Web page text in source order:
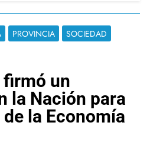
PROVINCIA
SOCIEDAD
firmó un
la Nación para
la Economía